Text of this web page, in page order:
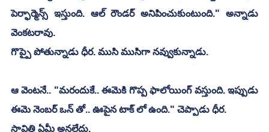
పెర్ఫార్మెన్స్ ఇస్తుంది. ఆల్ రౌండర్ అనిపించుకుంటుంది." అన్నాడు
వెంకటరావు.
గొప్పై పోతున్నాడు ధీర. ముసి ముసిగా నవ్వుకున్నాడు.
ఆ వెంటనే.. "మరందుకే.. ఈమెకి గొప్ప ఫాలోయింగ్ వస్తుంది. ఇప్పుడు
ఈమె నెంబర్ ఒన్ తో.. ఊపైన టాక్ లో ఉంది." చెప్పాడు ధీర.
సావిత్రి ఏమీ అనలేదు.